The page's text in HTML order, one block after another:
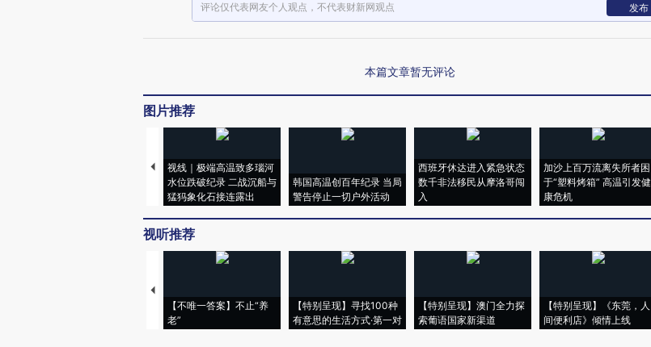
评论仅代表网友个人观点，不代表财新网观点 发布
本篇文章暂无评论
图片推荐
视线｜极端高温致多瑙河
水位跌破纪录 二战沉船与
猛犸象化石接连露出
韩国高温创百年纪录 当局
警告停止一切户外活动
西班牙休达进入紧急状态
数千非法移民从摩洛哥闯
入
加沙上百万流离失所者困
于“塑料烤箱” 高温引发健
康危机
视听推荐
【不唯一答案】不止“养
老”
【特别呈现】寻找100种
有意思的生活方式·第一对
【特别呈现】澳门全力探
索葡语国家新渠道
【特别呈现】《东莞，人
间便利店》倾情上线